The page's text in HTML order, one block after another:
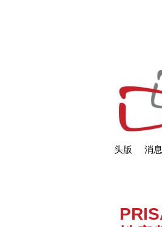
头版 消息